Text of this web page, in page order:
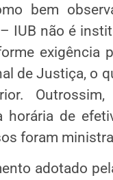
bem
IUB não é
exigência
de Justiça, o
horária de
foram
adotado